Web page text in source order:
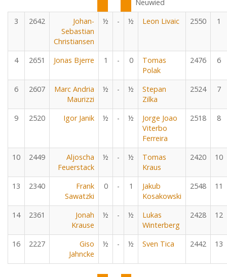
Neuwied
3
2642
Johan-
Sebastian
Christiansen
½ - ½ Leon Livaic 2550 1
4 2651 Jonas Bjerre 1 - 0
Tomas
Polak
2476 6
6 2607
Marc Andria
Maurizzi
½ - ½
Stepan
Zilka
2524 7
9 2520 Igor Janik ½ - ½
Jorge Joao
Viterbo
Ferreira
2518 8
10 2449
Aljoscha
Feuerstack
½ - ½
Tomas
Kraus
2420 10
13 2340
Frank
Sawatzki
0 - 1
Jakub
Kosakowski
2548 11
14 2361
Jonah
Krause
½ - ½
Lukas
Winterberg
2428 12
16 2227
Giso
Jahncke
½ - ½ Sven Tica 2442 13